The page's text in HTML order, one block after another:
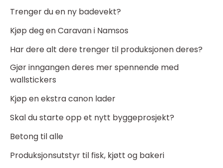
Trenger du en ny badevekt?
Kjøp deg en Caravan i Namsos
Har dere alt dere trenger til produksjonen deres?
Gjør inngangen deres mer spennende med
wallstickers
Kjøp en ekstra canon lader
Skal du starte opp et nytt byggeprosjekt?
Betong til alle
Produksjonsutstyr til fisk, kjøtt og bakeri